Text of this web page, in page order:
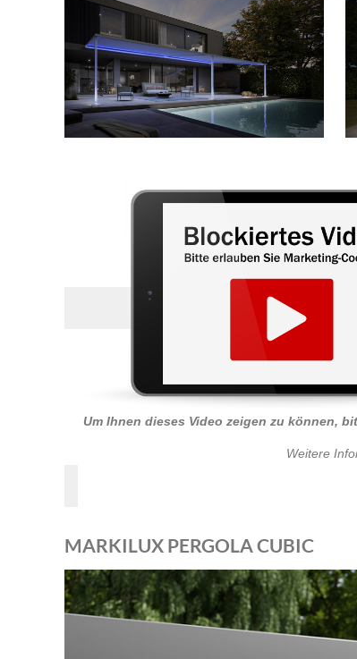
Um Ihnen dieses Video zeigen zu können,
Weitere
MARKILUX PERGOLA CUBIC